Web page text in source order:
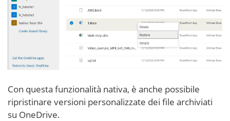
Con questa funzionalità nativa, è anche possibile
ripristinare versioni personalizzate dei file archiviati
su OneDrive.